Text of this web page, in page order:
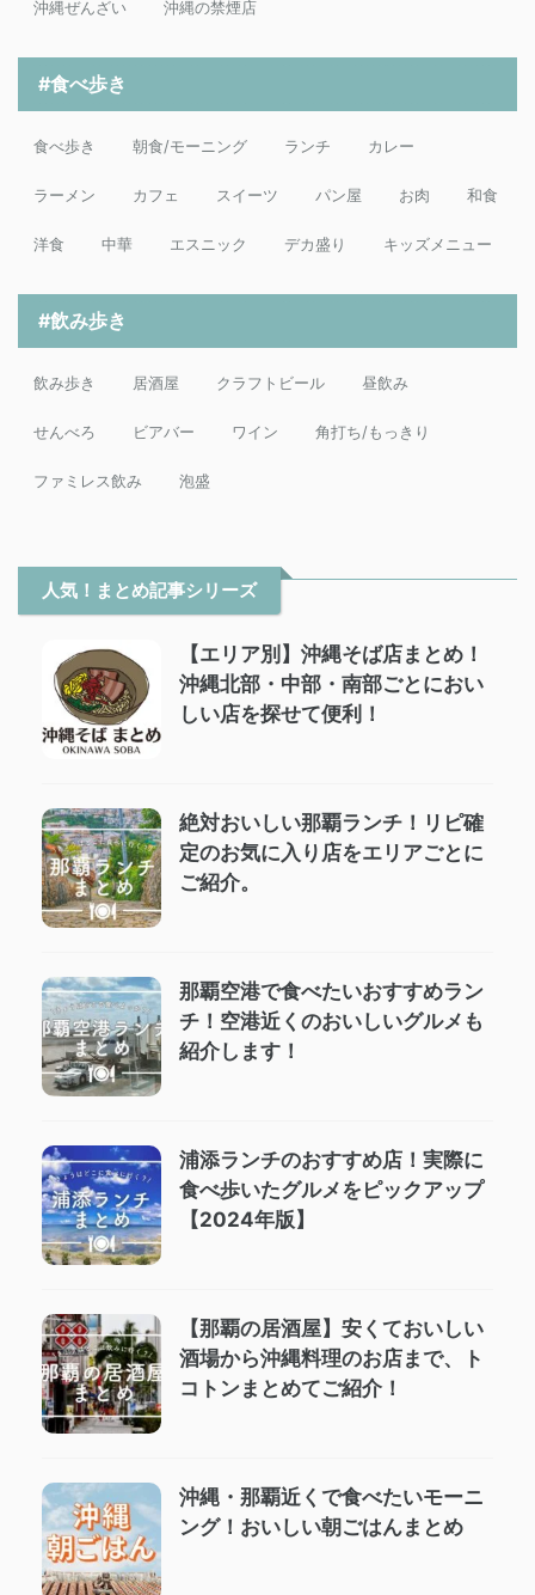
沖縄ぜんざい 沖縄の禁煙店
#食べ歩き
食べ歩き 朝食/モーニング ランチ カレー
ラーメン カフェ スイーツ パン屋 お肉 和食
洋食 中華 エスニック デカ盛り キッズメニュー
#飲み歩き
飲み歩き 居酒屋 クラフトビール 昼飲み
せんべろ ビアバー ワイン 角打ち/もっきり
ファミレス飲み 泡盛
人気！まとめ記事シリーズ
【エリア別】沖縄そば店まとめ！
沖縄北部・中部・南部ごとにおい
しい店を探せて便利！
絶対おいしい那覇ランチ！リピ確
定のお気に入り店をエリアごとに
ご紹介。
那覇空港で食べたいおすすめラン
チ！空港近くのおいしいグルメも
紹介します！
浦添ランチのおすすめ店！実際に
食べ歩いたグルメをピックアップ
【2024年版】
【那覇の居酒屋】安くておいしい
酒場から沖縄料理のお店まで、ト
コトンまとめてご紹介！
沖縄・那覇近くで食べたいモーニ
ング！おいしい朝ごはんまとめ